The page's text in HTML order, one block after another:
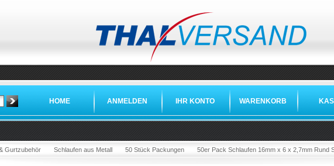
HOME ANMELDEN IHR KONTO WARENKORB
Gurtzubehör Schlaufen aus Metall 50 Stück Packungen 50er Pack Schlaufen 16mm x 6 x 2,7mm Rund